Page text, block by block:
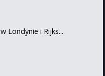
Londynie i Rijks...